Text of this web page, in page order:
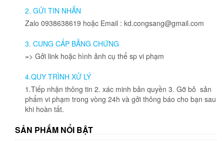
thể
phẩm
2. GỬI TIN NHẮN
Zalo 0938638619 hoặc Email : kd.congsang@gmail.com
3. CUNG CẤP BẰNG CHỨNG
=> Gởi link hoặc hình ảnh cụ thể sp vi phạm
4.QUY TRÌNH XỬ LÝ
1.Tiếp nhận thông tin 2. xác minh bản quyền 3. Gỡ bỏ sản
phẩm vi phạm trong vòng 24h và gởi thông báo cho bạn sau
khi hoàn tất.
SẢN PHẨM NỔI BẬT